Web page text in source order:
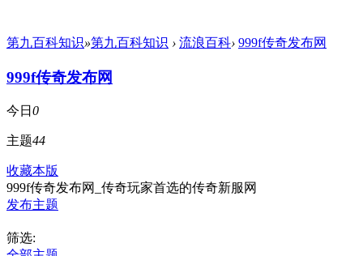
第九百科知识»第九百科知识 › 流浪百科› 999f传奇发布网
999f传奇发布网
今日 0
主题44
收藏本版
999f传奇发布网_传奇玩家首选的传奇新服网
发布主题
筛选: